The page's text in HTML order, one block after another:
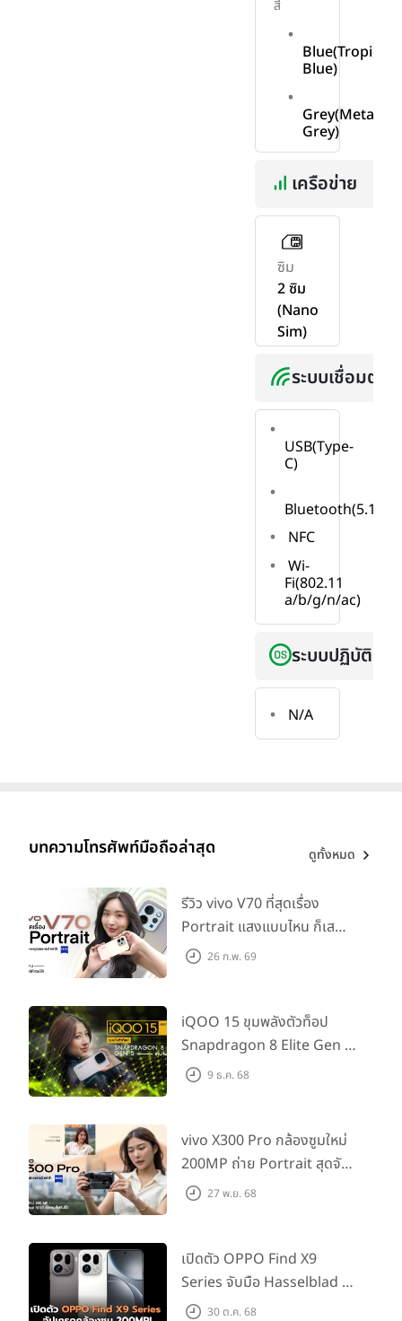
สี
Blue(Tropical
Blue)
Grey(Metallic
Grey)
เครือข่าย
ซิม
2 ซิม
(Nano
Sim)
ระบบเชื่อมต่อ
USB(Type-
C)
Bluetooth(5.1)
NFC
Wi-
Fi(802.11
a/b/g/n/ac)
ระบบปฏิบัติการ
N/A
บทความโทรศัพท์มือถือล่าสุด ดูทั้งหมด
รีวิว vivo V70 ที่สุดเรื่อง
Portrait แสงแบบไหน ก็เส
กช็อตให้สวยได้!
26 ก.พ. 69
iQOO 15 ขุมพลังตัวท็อป
Snapdragon 8 Elite Gen 5
เล่นลื่นทุกเกม!
9 ธ.ค. 68
vivo X300 Pro กล้องซูมใหม่
200MP ถ่าย Portrait สุดจัด
ต่อเลนส์เสริมได้!
27 พ.ย. 68
เปิดตัว OPPO Find X9
Series จับมือ Hasselblad อัป
เกรดกล้องซูม 200MP!
30 ต.ค. 68